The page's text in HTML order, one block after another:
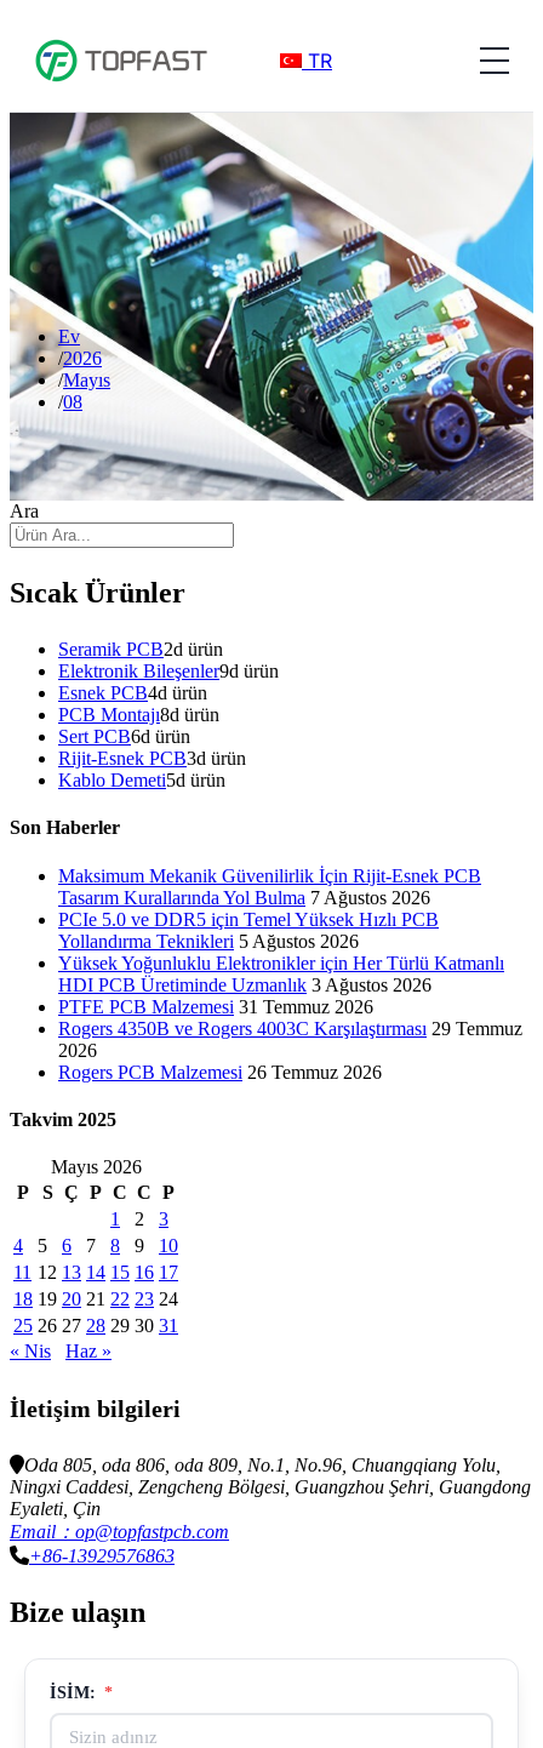
TR
Ev
2026
Mayıs
08
Ara
Sıcak Ürünler
Seramik PCB2d ürün
Elektronik Bileşenler9d ürün
Esnek PCB4d ürün
PCB Montajı8d ürün
Sert PCB6d ürün
Rijit-Esnek PCB3d ürün
Kablo Demeti5d ürün
Son Haberler
Maksimum Mekanik Güvenilirlik İçin Rijit-Esnek PCB
Tasarım Kurallarında Yol Bulma 7 Ağustos 2026
PCIe 5.0 ve DDR5 için Temel Yüksek Hızlı PCB
Yollandırma Teknikleri 5 Ağustos 2026
Yüksek Yoğunluklu Elektronikler için Her Türlü Katmanlı
HDI PCB Üretiminde Uzmanlık 3 Ağustos 2026
PTFE PCB Malzemesi 31 Temmuz 2026
Rogers 4350B ve Rogers 4003C Karşılaştırması 29 Temmuz
2026
Rogers PCB Malzemesi 26 Temmuz 2026
Takvim 2025
Mayıs 2026
P
S Ç P C C P
1
2
3
4
5 6 7 8 9
10
11 12 13 14 15 16 17
18 19 20 21 22 23 24
25 26 27 28 29 30 31
« Nis
Haz »
İletişim bilgileri
Oda 805, oda 806, oda 809, No.1, No.96, Chuangqiang Yolu,
Ningxi Caddesi, Zengcheng Bölgesi, Guangzhou Şehri, Guangdong
Eyaleti, Çin
Email：op@topfastpcb.com
+86-13929576863
Bize ulaşın
İSIM: *